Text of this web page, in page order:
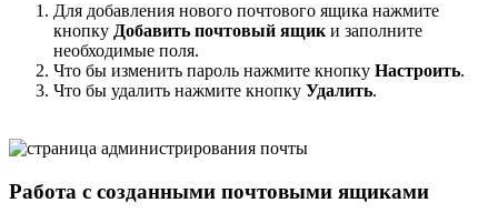
Для добавления нового почтового ящика нажмите
кнопку Добавить почтовый ящик и заполните
необходимые поля.
Что бы изменить пароль нажмите кнопку Настроить.
Что бы удалить нажмите кнопку Удалить.
Работа с созданными почтовыми ящиками